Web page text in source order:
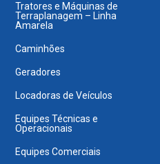
Tratores e Máquinas de
Terraplanagem – Linha
Amarela
Caminhões
Geradores
Locadoras de Veículos
Equipes Técnicas e
Operacionais
Equipes Comerciais